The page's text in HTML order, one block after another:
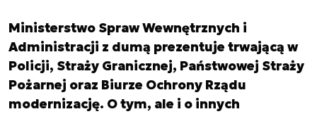
Ministerstwo Spraw Wewnętrznych i
Administracji z dumą prezentuje trwającą w
Policji, Straży Granicznej, Państwowej Straży
Pożarnej oraz Biurze Ochrony Rządu
modernizację. O tym, ale i o innych